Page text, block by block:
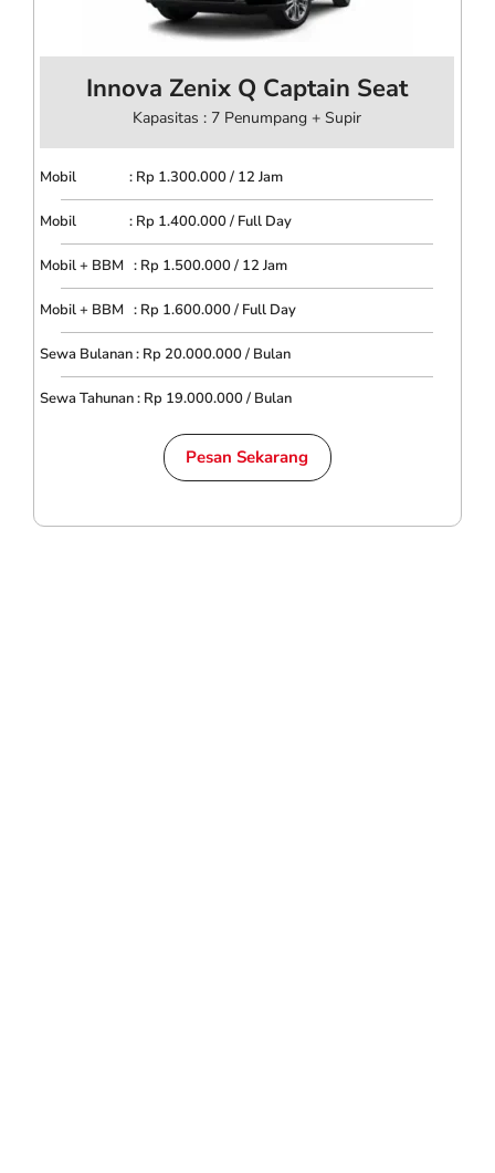
Innova Zenix Q Captain Seat
Kapasitas : 7 Penumpang + Supir
Mobil : Rp 1.300.000 / 12 Jam
Mobil : Rp 1.400.000 / Full Day
Mobil + BBM : Rp 1.500.000 / 12 Jam
Mobil + BBM : Rp 1.600.000 / Full Day
Sewa Bulanan : Rp 20.000.000 / Bulan
Sewa Tahunan : Rp 19.000.000 / Bulan
Pesan Sekarang